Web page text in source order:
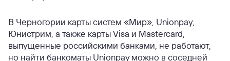
В Черногории карты систем «Мир», Unionpay,
Юнистрим, а также карты Visa и Mastercard,
выпущенные российскими банками, не работают,
но найти банкоматы Unionpay можно в соседней